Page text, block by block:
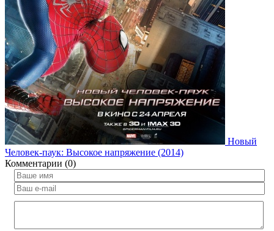
Новый
Человек-паук: Высокое напряжение (2014)
Комментарии (0)